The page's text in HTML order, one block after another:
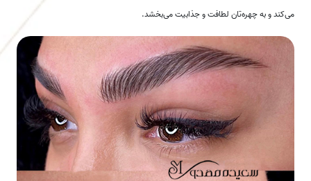
می‌کند و به چهره‌تان لطافت و جذابیت می‌بخشد.